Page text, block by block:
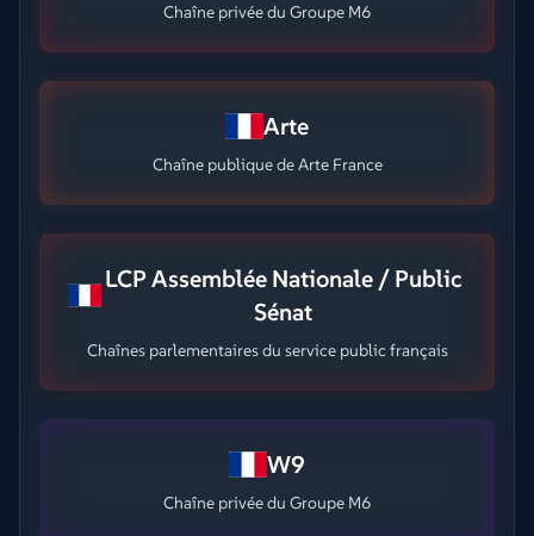
Chaîne privée du Groupe M6
Arte
Chaîne publique de Arte France
LCP Assemblée Nationale / Public
Sénat
Chaînes parlementaires du service public français
W9
Chaîne privée du Groupe M6